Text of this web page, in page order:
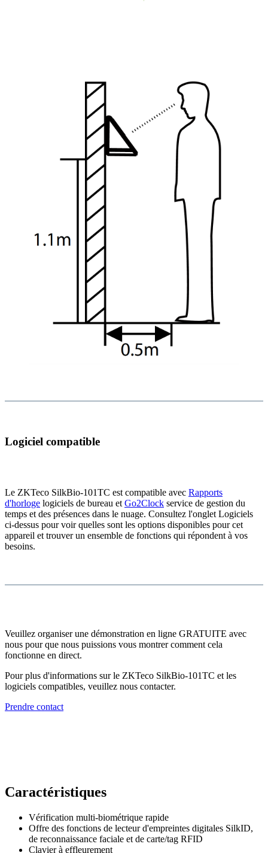
Logiciel compatible
Le ZKTeco SilkBio-101TC est compatible avec Rapports
d'horloge logiciels de bureau et Go2Clock service de gestion du
temps et des présences dans le nuage. Consultez l'onglet Logiciels
ci-dessus pour voir quelles sont les options disponibles pour cet
appareil et trouver un ensemble de fonctions qui répondent à vos
besoins.
Veuillez organiser une démonstration en ligne GRATUITE avec
nous pour que nous puissions vous montrer comment cela
fonctionne en direct.
Pour plus d'informations sur le ZKTeco SilkBio-101TC et les
logiciels compatibles, veuillez nous contacter.
Prendre contact
Caractéristiques
Vérification multi-biométrique rapide
Offre des fonctions de lecteur d'empreintes digitales SilkID,
de reconnaissance faciale et de carte/tag RFID
Clavier à effleurement